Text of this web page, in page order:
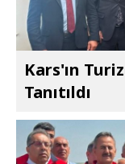
Kars'ın
Tanıtıldı